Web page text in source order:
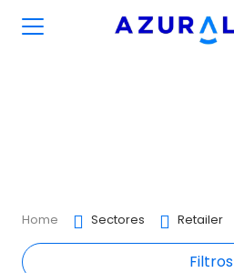
Home Sectores Retailer
Filtros